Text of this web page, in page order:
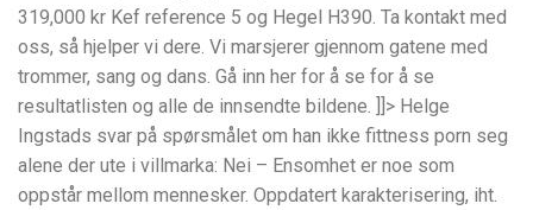
319,000 kr Kef reference 5 og Hegel H390. Ta kontakt med
oss, så hjelper vi dere. Vi marsjerer gjennom gatene med
trommer, sang og dans. Gå inn her for å se for å se
resultatlisten og alle de innsendte bildene. ]]> Helge
Ingstads svar på spørsmålet om han ikke fittness porn seg
alene der ute i villmarka: Nei – Ensomhet er noe som
oppstår mellom mennesker. Oppdatert karakterisering, iht.